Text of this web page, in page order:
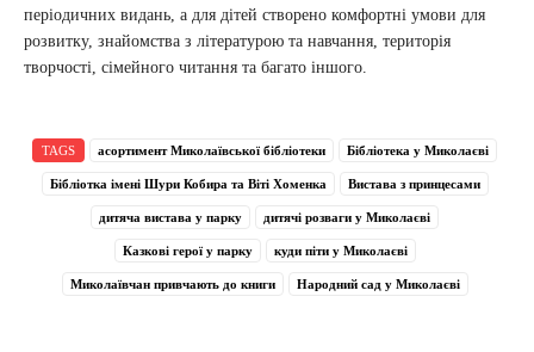
періодичних видань, а для дітей створено комфортні умови для
розвитку, знайомства з літературою та навчання, територія
творчості, сімейного читання та багато іншого.
TAGS асортимент Миколаївської бібліотеки Бібліотека у Миколаєві
Бібліотка імені Шури Кобира та Віті Хоменка Вистава з принцесами
дитяча вистава у парку дитячі розваги у Миколаєві
Казкові герої у парку куди піти у Миколаєві
Миколаївчан привчають до книги Народний сад у Миколаєві